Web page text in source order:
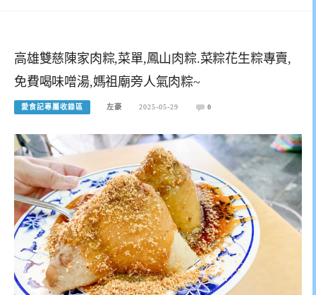
高雄雙慈陳家肉粽,菜單,鳳山肉粽.菜粽花生粽專賣,
免費喝味噌湯,媽祖廟旁人氣肉粽~
愛食記專屬收錄區 左豪 2025-05-29 0